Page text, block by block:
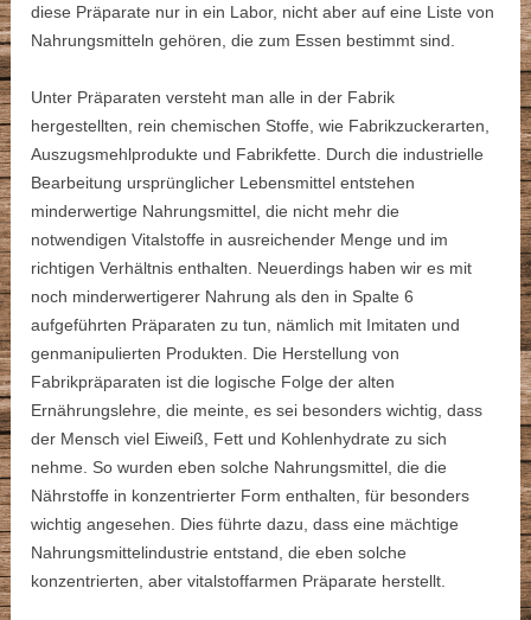
diese Präparate nur in ein Labor, nicht aber auf eine Liste von
Nahrungsmitteln gehören, die zum Essen bestimmt sind.
Unter Präparaten versteht man alle in der Fabrik
hergestellten, rein chemischen Stoffe, wie Fabrikzuckerarten,
Auszugsmehlprodukte und Fabrikfette. Durch die industrielle
Bearbeitung ursprünglicher Lebensmittel entstehen
minderwertige Nahrungsmittel, die nicht mehr die
notwendigen Vitalstoffe in ausreichender Menge und im
richtigen Verhältnis enthalten. Neuerdings haben wir es mit
noch minderwertigerer Nahrung als den in Spalte 6
aufgeführten Präparaten zu tun, nämlich mit Imitaten und
genmanipulierten Produkten. Die Herstellung von
Fabrikpräparaten ist die logische Folge der alten
Ernährungslehre, die meinte, es sei besonders wichtig, dass
der Mensch viel Eiweiß, Fett und Kohlenhydrate zu sich
nehme. So wurden eben solche Nahrungsmittel, die die
Nährstoffe in konzentrierter Form enthalten, für besonders
wichtig angesehen. Dies führte dazu, dass eine mächtige
Nahrungsmittelindustrie entstand, die eben solche
konzentrierten, aber vitalstoffarmen Präparate herstellt.